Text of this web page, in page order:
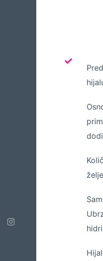
PhoneInstagram